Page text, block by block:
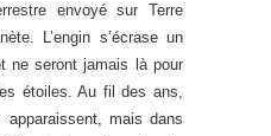
envoyé sur Terre
L’engin s’écrase un
ne seront jamais là pour
étoiles. Au fil des ans,
apparaissent, mais dans